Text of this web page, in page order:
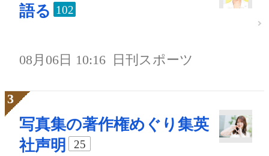
語る 102
08月06日 10:16 日刊スポーツ
写真集の著作権めぐり集英
社声明
25